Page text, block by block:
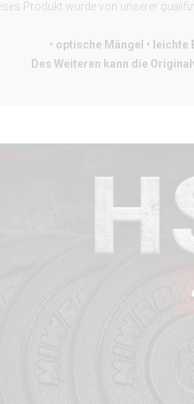
Produkt wurde von unserer
• optische Mängel •
Des Weiteren kann die